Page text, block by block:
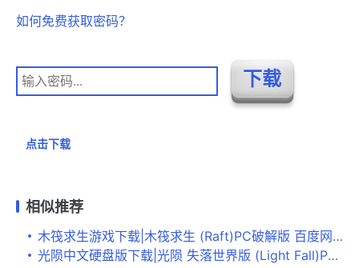
如何免费获取密码？
点击下载
相似推荐
木筏求生游戏下载|木筏求生 (Raft)PC破解版 百度网盘下载
光陨中文硬盘版下载|光陨 失落世界版 (Light Fall)PC中文版下载